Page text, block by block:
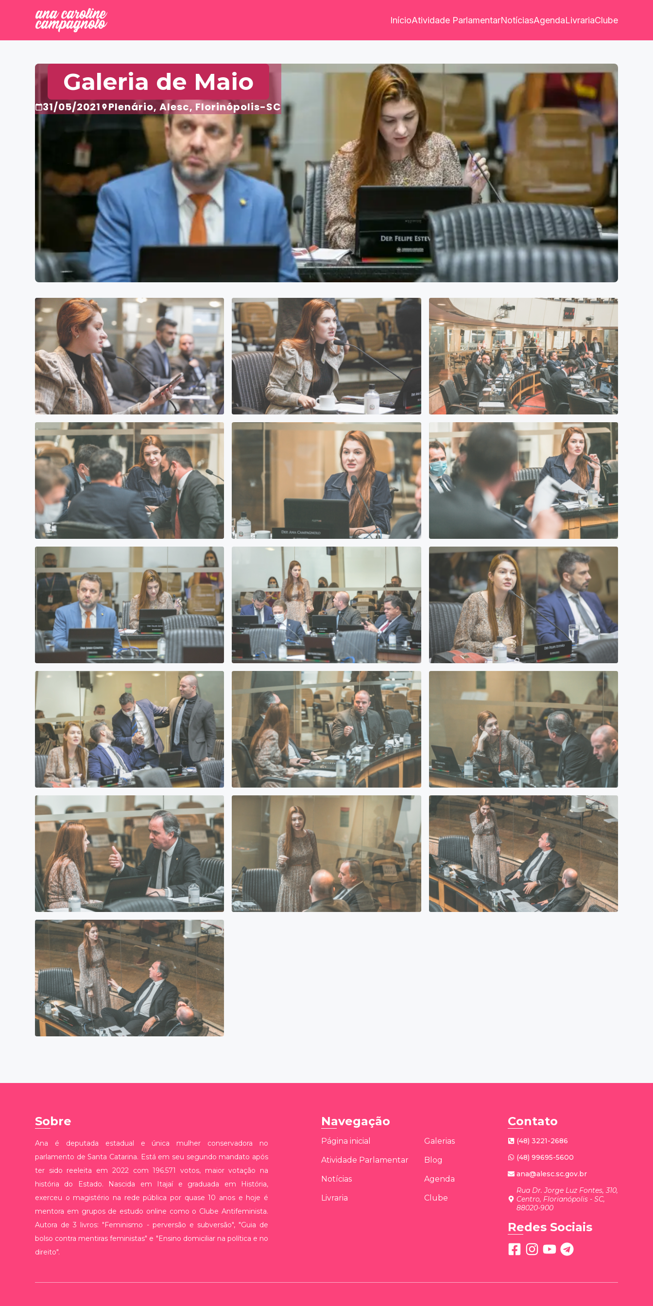
InícioAtividade ParlamentarNotíciasAgendaLivrariaClube
Galeria de Maio
31/05/2021 Plenário, Alesc, Florinópolis-SC
Sobre
Ana é deputada estadual e única mulher conservadora no
parlamento de Santa Catarina. Está em seu segundo mandato após
ter sido reeleita em 2022 com 196.571 votos, maior votação na
história do Estado. Nascida em Itajaí e graduada em História,
exerceu o magistério na rede pública por quase 10 anos e hoje é
mentora em grupos de estudo online como o Clube Antifeminista.
Autora de 3 livros: "Feminismo - perversão e subversão", "Guia de
bolso contra mentiras feministas" e "Ensino domiciliar na política e no
direito".
Navegação
Página inicial
Atividade Parlamentar
Notícias
Livraria
Galerias
Blog
Agenda
Clube
Contato
(48) 3221-2686
(48) 99695-5600
ana@alesc.sc.gov.br
Rua Dr. Jorge Luz Fontes, 310,
Centro, Florianópolis - SC,
88020-900
Redes Sociais